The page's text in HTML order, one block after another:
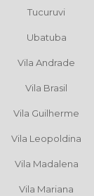
Tucuruvi
Ubatuba
Vila Andrade
Vila Brasil
Vila Guilherme
Vila Leopoldina
Vila Madalena
Vila Mariana